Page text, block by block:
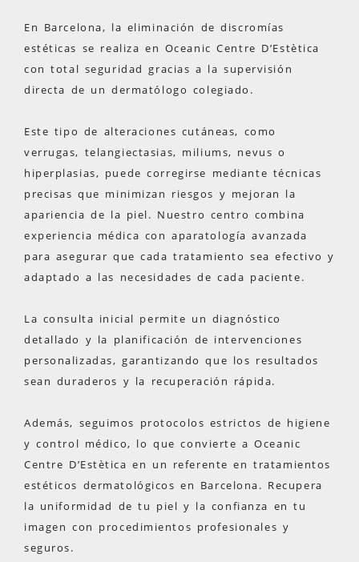
En Barcelona, la eliminación de discromías
estéticas se realiza en Oceanic Centre D’Estètica
con total seguridad gracias a la supervisión
directa de un dermatólogo colegiado.
Este tipo de alteraciones cutáneas, como
verrugas, telangiectasias, miliums, nevus o
hiperplasias, puede corregirse mediante técnicas
precisas que minimizan riesgos y mejoran la
apariencia de la piel. Nuestro centro combina
experiencia médica con aparatología avanzada
para asegurar que cada tratamiento sea efectivo y
adaptado a las necesidades de cada paciente.
La consulta inicial permite un diagnóstico
detallado y la planificación de intervenciones
personalizadas, garantizando que los resultados
sean duraderos y la recuperación rápida.
Además, seguimos protocolos estrictos de higiene
y control médico, lo que convierte a Oceanic
Centre D’Estètica en un referente en tratamientos
estéticos dermatológicos en Barcelona. Recupera
la uniformidad de tu piel y la confianza en tu
imagen con procedimientos profesionales y
seguros.